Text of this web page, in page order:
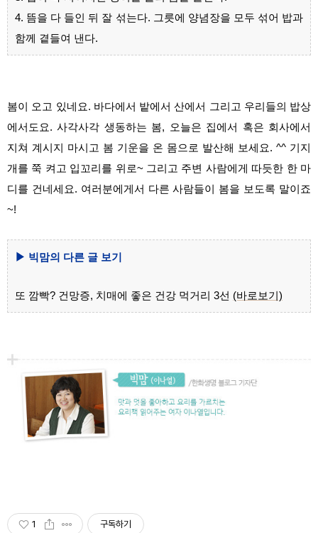
4. 뜸을 다 들인 뒤 잘 섞는다. 그릇에 양념장을 모두 섞어 밥과
함께 곁들여 낸다.
봄이 오고 있네요. 바다에서 밭에서 산에서 그리고 우리들의 밥상
에서도요. 사각사각 생동하는 봄, 오늘은 집에서 혹은 회사에서
지쳐 계시지 마시고 봄 기운을 온 몸으로 발산해 보세요. ^^ 기지
개를 쭉 켜고 입꼬리를 위로~ 그리고 주변 사람에게 따듯한 한 마
디를 건네세요. 여러분에게서 다른 사람들이 봄을 보도록 말이죠
~!
▶ 빅맘의 다른 글 보기
또 깜빡? 건망증, 치매에 좋은 건강 먹거리 3선 (바로보기)
1 구독하기